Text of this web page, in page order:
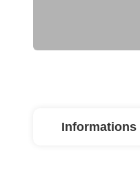
Informations